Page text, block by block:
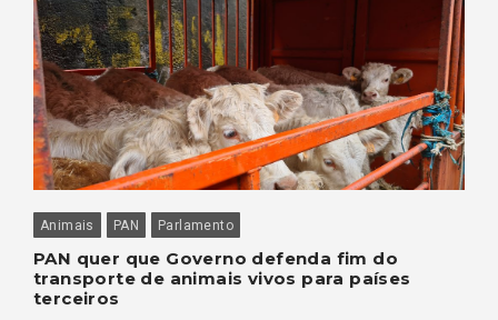
Animais PAN Parlamento
PAN quer que Governo defenda fim do
transporte de animais vivos para países
terceiros